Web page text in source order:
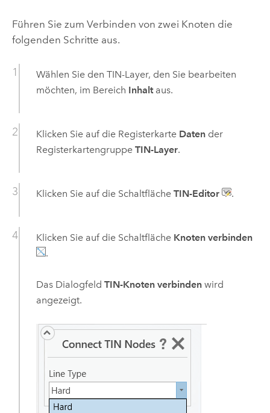
Führen Sie zum Verbinden von zwei Knoten die
folgenden Schritte aus.
Wählen Sie den TIN-Layer, den Sie bearbeiten
möchten, im Bereich Inhaltaus.
Klicken Sie auf die Registerkarte Datender
Registerkartengruppe TIN-Layer.
Klicken Sie auf die Schaltfläche TIN-Editor .
Klicken Sie auf die Schaltfläche Knoten verbinden
.
Das Dialogfeld TIN-Knoten verbindenwird
angezeigt.